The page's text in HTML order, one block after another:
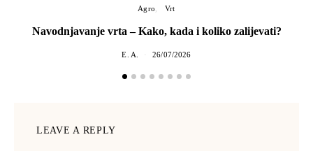
Agro Vrt
Navodnjavanje vrta – Kako, kada i koliko zalijevati?
E. A. 26/07/2026
LEAVE A REPLY